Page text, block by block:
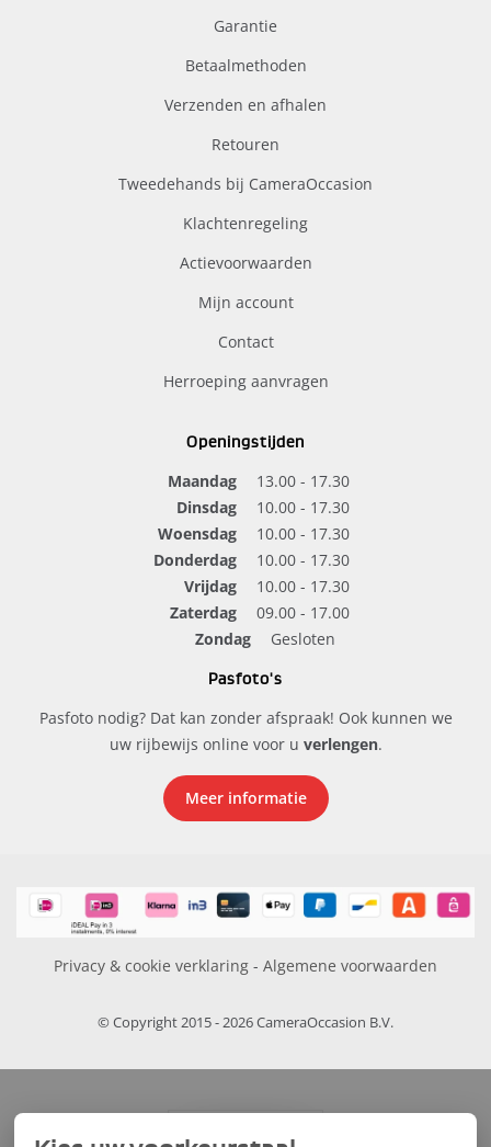
Garantie
Betaalmethoden
Verzenden en afhalen
Retouren
Tweedehands bij CameraOccasion
Klachtenregeling
Actievoorwaarden
Mijn account
Contact
Herroeping aanvragen
Openingstijden
Maandag
13.00 - 17.30
Dinsdag
10.00 - 17.30
Woensdag
10.00 - 17.30
Donderdag
10.00 - 17.30
Vrijdag
10.00 - 17.30
Zaterdag
09.00 - 17.00
Zondag
Gesloten
Pasfoto's
Pasfoto nodig? Dat kan zonder afspraak! Ook kunnen we
uw rijbewijs online voor u verlengen.
Meer informatie
Privacy & cookie verklaring - Algemene voorwaarden
© Copyright 2015 - 2026 CameraOccasion B.V.
FILTERS